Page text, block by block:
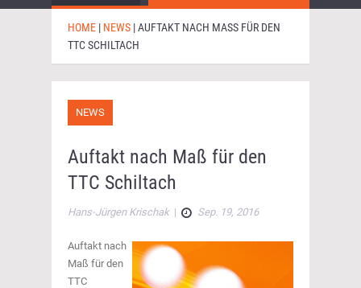
HOME | NEWS |AUFTAKT NACH MASS FÜR DEN T
TC SCHILTACH
NEWS
Auftakt nach Maß für den
TTC Schiltach
Hans-Jürgen Krischak| Sep. 19, 2016
Auftakt nach
Maß für den
TTC